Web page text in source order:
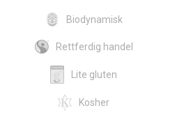
Biodynamisk
Rettferdig handel
Lite gluten
Kosher